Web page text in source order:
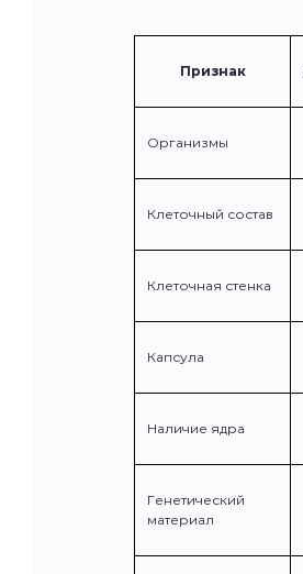
Признак
Организмы
Клеточный состав
Клеточная стенка
Капсула
Наличие ядра
Генетический
материал